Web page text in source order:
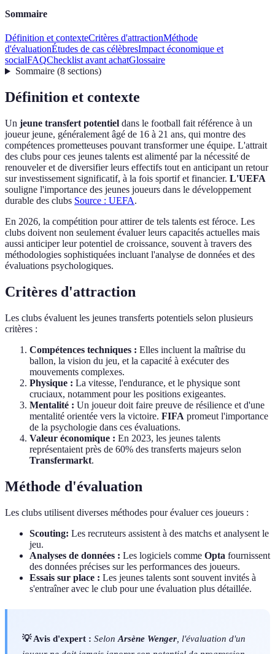
Sommaire
Définition et contexteCritères d'attractionMéthode
d'évaluationÉtudes de cas célèbresImpact économique et
socialFAQChecklist avant achatGlossaire
Sommaire(8 sections)
Définition et contexte
Un jeune transfert potentiel dans le football fait référence à un
joueur jeune, généralement âgé de 16 à 21 ans, qui montre des
compétences prometteuses pouvant transformer une équipe. L'attrait
des clubs pour ces jeunes talents est alimenté par la nécessité de
renouveler et de diversifier leurs effectifs tout en anticipant un retour
sur investissement significatif, à la fois sportif et financier. L'UEFA
souligne l'importance des jeunes joueurs dans le développement
durable des clubs Source : UEFA.
En 2026, la compétition pour attirer de tels talents est féroce. Les
clubs doivent non seulement évaluer leurs capacités actuelles mais
aussi anticiper leur potentiel de croissance, souvent à travers des
méthodologies sophistiquées incluant l'analyse de données et des
évaluations psychologiques.
Critères d'attraction
Les clubs évaluent les jeunes transferts potentiels selon plusieurs
critères :
Compétences techniques : Elles incluent la maîtrise du
ballon, la vision du jeu, et la capacité à exécuter des
mouvements complexes.
Physique : La vitesse, l'endurance, et le physique sont
cruciaux, notamment pour les positions exigeantes.
Mentalité : Un joueur doit faire preuve de résilience et d'une
mentalité orientée vers la victoire. FIFA promeut l'importance
de la psychologie dans ces évaluations.
Valeur économique : En 2023, les jeunes talents
représentaient près de 60% des transferts majeurs selon
Transfermarkt.
Méthode d'évaluation
Les clubs utilisent diverses méthodes pour évaluer ces joueurs :
Scouting: Les recruteurs assistent à des matchs et analysent le
jeu.
Analyses de données : Les logiciels comme Opta fournissent
des données précises sur les performances des joueurs.
Essais sur place : Les jeunes talents sont souvent invités à
s'entraîner avec le club pour une évaluation plus détaillée.
💡 Avis d'expert : Selon Arsène Wenger , l'évaluation d'un